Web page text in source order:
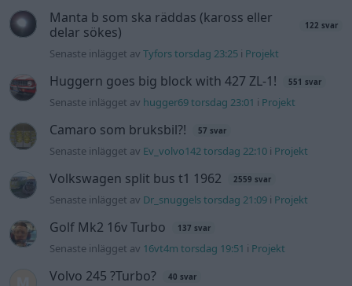
Manta b som ska räddas (kaross eller
delar sökes)
122 svar
Senaste inlägget avTyfors torsdag 23:25 i Projekt
Huggern goes big block with 427 ZL-1! 551 svar
Senaste inlägget av hugger69 torsdag 23:01 i Projekt
Camaro som bruksbil?! 57 svar
Senaste inlägget av Ev_volvo142 torsdag 22:10 i Projekt
Volkswagen split bus t1 1962 2559 svar
Senaste inlägget av Dr_snuggels torsdag 21:09 i Projekt
Golf Mk2 16v Turbo 137 svar
Senaste inlägget av 16vt4m torsdag 19:51 i Projekt
Volvo 245 ?Turbo? 40 svar